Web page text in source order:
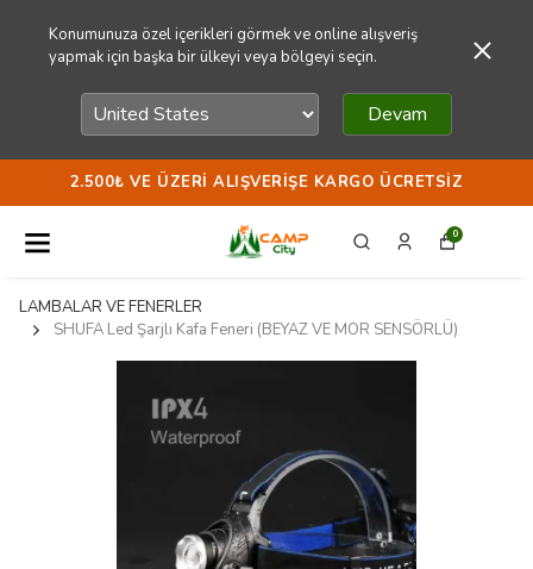
Konumunuza özel içerikleri görmek ve online alışveriş
yapmak için başka bir ülkeyi veya bölgeyi seçin.
Devam
2.500₺ VE ÜZERI ALIŞVERIŞE KARGO ÜCRETSIZ
0
LAMBALAR VE FENERLER
SHUFA Led Şarjlı Kafa Feneri (BEYAZ VE MOR SENSÖRLÜ)